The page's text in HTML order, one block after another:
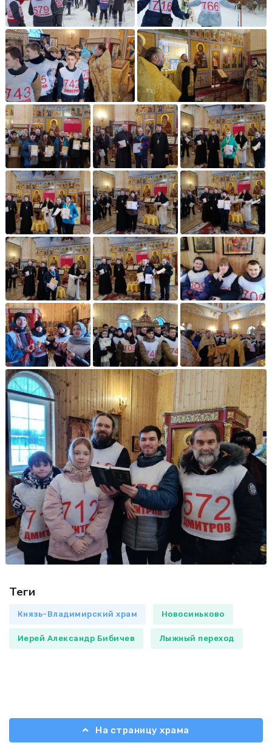
Теги
Князь-Владимирский храм Новосиньково
Иерей Александр Бибичев Лыжный переход
На страницу храма